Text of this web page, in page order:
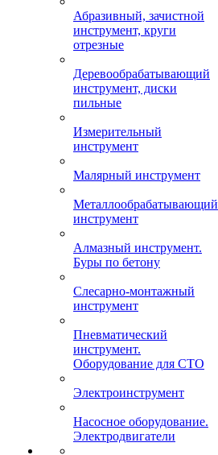
Абразивный, зачистной
инструмент, круги
отрезные
Деревообрабатывающий
инструмент, диски
пильные
Измерительный
инструмент
Малярный инструмент
Металлообрабатывающий
инструмент
Алмазный инструмент.
Буры по бетону
Слесарно-монтажный
инструмент
Пневматический
инструмент.
Оборудование для СТО
Электроинструмент
Насосное оборудование.
Электродвигатели